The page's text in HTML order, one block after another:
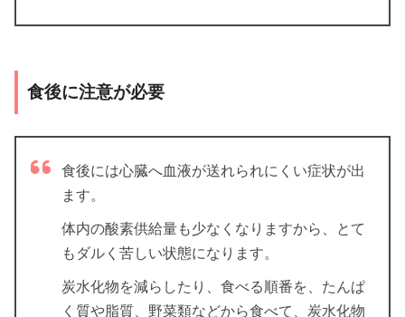
食後に注意が必要
食後には心臓へ血液が送れられにくい症状が出
ます。
体内の酸素供給量も少なくなりますから、とて
もダルく苦しい状態になります。
炭水化物を減らしたり、食べる順番を、たんぱ
く質や脂質、野菜類などから食べて、炭水化物